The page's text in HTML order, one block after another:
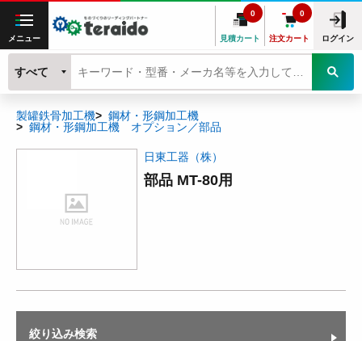
メニュー 見積カート
0
注文カート
0
ログイン
すべて
製罐鉄骨加工機
鋼材・形鋼加工機
鋼材・形鋼加工機 オプション／部品
日東工器（株）
部品 MT-80用
絞り込み検索